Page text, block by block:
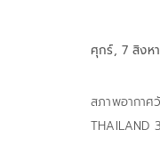
ศุกร์, 7 สิงห
สภาพอากาศ
THAILAND